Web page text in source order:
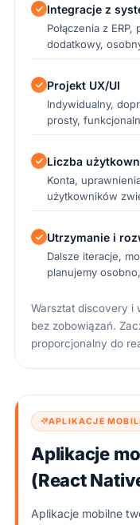
Integracje z
Połączenia z
dodatkowy,
Projekt UX/UI
Indywidualny,
prosty,
Liczba
Konta,
użytkowników
Utrzymanie i
Dalsze iteracje,
planujemy
Warsztat discovery i
bez zobowiązań.
proporcjonalny do
APLIKACJE
Aplikacje
(React
Aplikacje mobilne